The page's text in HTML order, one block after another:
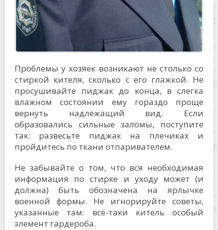
Проблемы у хозяек возникают не столько со
стиркой кителя, сколько с его глажкой. Не
просушивайте пиджак до конца, в слегка
влажном состоянии ему гораздо проще
вернуть надлежащий вид. Если
образовались сильные заломы, поступите
так: развесьте пиджак на плечиках и
пройдитесь по ткани отпаривателем.
Не забывайте о том, что вся необходимая
информация по стирке и уходу может (и
должна) быть обозначена на ярлычке
военной формы. Не игнорируйте советы,
указанные там: всё-таки китель особый
элемент гардероба.